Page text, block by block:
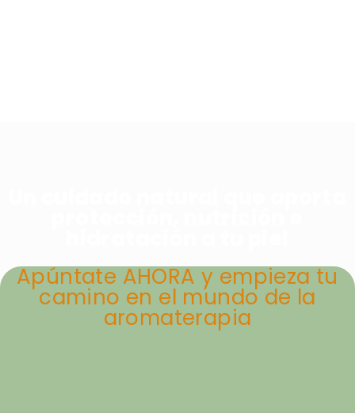
Apúntate AHORA y empieza tu
camino en el mundo de la
aromaterapia